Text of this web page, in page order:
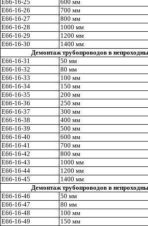
E66-16-25 600 мм
Е66-16-26
700 мм
Е66-16-27
800 мм
Е66-16-28
1000 мм
Е66-16-29
1200 мм
Е66-16-30
1400 мм
Демонтаж трубопроводов в
Е66-16-31 50 мм
Е66-16-32
80 мм
Е66-16-33
100 мм
Е66-16-34
150 мм
Е66-16-35
200 мм
Е66-16-36
250 мм
Е66-16-37
300 мм
Е66-16-38
400 мм
Е66-16-39
500 мм
Е66-16-40
600 мм
Е66-16-41
700 мм
Е66-16-42
800 мм
Е66-16-43
1000 мм
Е66-16-44
1200 мм
Е66-16-45
1400 мм
Демонтаж трубопроводов в
Е66-16-46
50 мм
E66-16-47 80 мм
Е66-16-48
100 мм
Е66-16-49
150 мм